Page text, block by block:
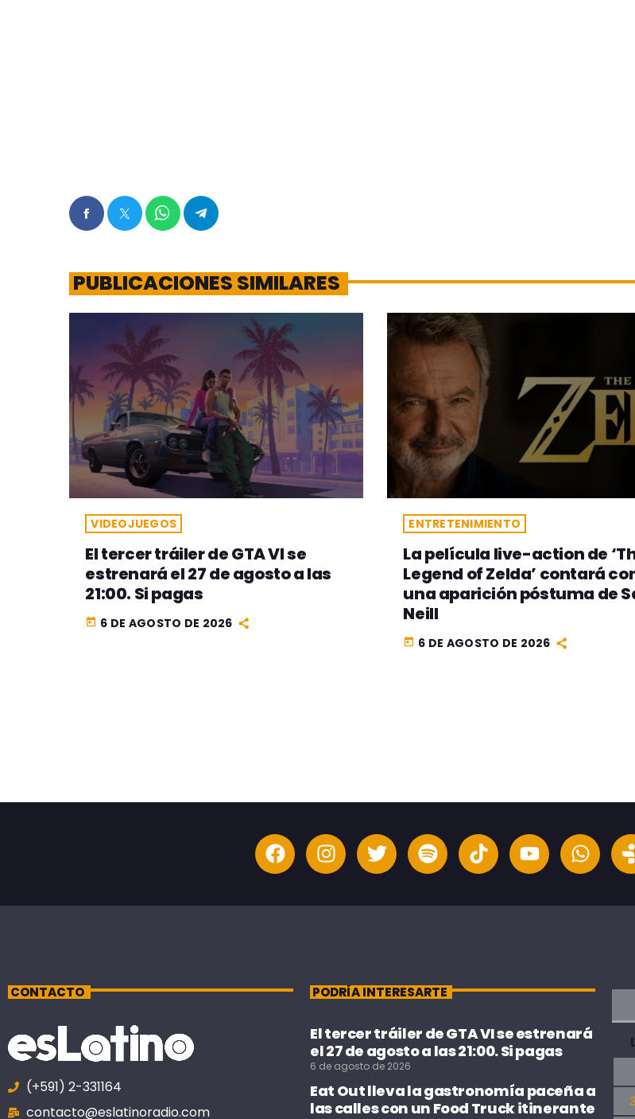
PUBLICACIONES SIMILARES
VIDEOJUEGOS
El tercer tráiler de GTA VI se
estrenará el 27 de agosto a las
21:00. Si pagas
today 6 DE AGOSTO DE 2026
ENTRETENIMIENTO
La película live-action de
Legend of Zelda’ contará
una aparición póstuma de
Neill
today 6 DE AGOSTO DE 2026
CONTACTO
(+591) 2-331164
contacto@eslatinoradio.com
PODRÍA INTERESARTE
El tercer tráiler de GTA VI se estrenará
el 27 de agosto a las 21:00. Si pagas
6 de agosto de 2026
Eat Out lleva la gastronomía paceña a
las calles con un Food Truck itinerante
L
3